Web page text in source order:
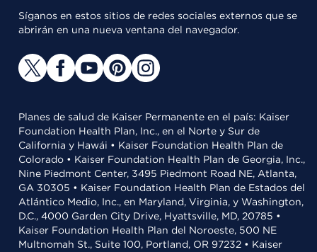
Síganos en estos sitios de redes sociales externos que se
abrirán en una nueva ventana del navegador.
Planes de salud de Kaiser Permanente en el país: Kaiser
Foundation Health Plan, Inc., en el Norte y Sur de
California y Hawái • Kaiser Foundation Health Plan de
Colorado • Kaiser Foundation Health Plan de Georgia, Inc.,
Nine Piedmont Center, 3495 Piedmont Road NE, Atlanta,
GA 30305 • Kaiser Foundation Health Plan de Estados del
Atlántico Medio, Inc., en Maryland, Virginia, y Washington,
D.C., 4000 Garden City Drive, Hyattsville, MD, 20785 •
Kaiser Foundation Health Plan del Noroeste, 500 NE
Multnomah St., Suite 100, Portland, OR 97232 • Kaiser